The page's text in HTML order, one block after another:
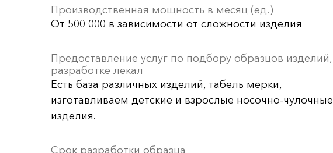
Производственная мощность в месяц (ед.)
От 500 000 в зависимости от сложности изделия
Предоставление услуг по подбору образцов изделий,
разработке лекал
Есть база различных изделий, табель мерки,
изготавливаем детские и взрослые носочно-чулочные
изделия.
Срок разработки образца